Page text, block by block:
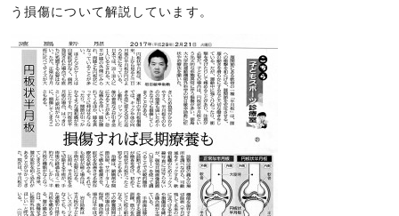
う損傷について解説しています。